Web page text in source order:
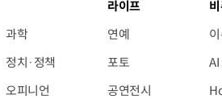
과학
정치·정책
오피니언
라이프
연예
포토
공연전시